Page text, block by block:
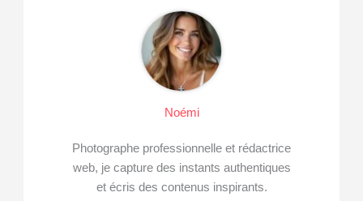
Noémi
Photographe professionnelle et rédactrice
web, je capture des instants authentiques
et écris des contenus inspirants.